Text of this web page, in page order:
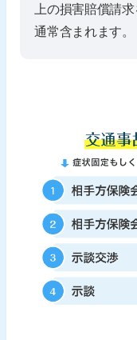
上の損害賠償請
通常含まれます。